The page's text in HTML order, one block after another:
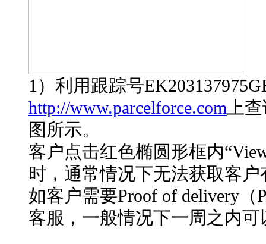
1）利用跟踪号
http://www.parcelforce.com 上
图所示。
客户点击红色椭圆形框内
时，通常情况下无法获取客
如客户需要Proof of delivery
客服，一般情况下一周之内可